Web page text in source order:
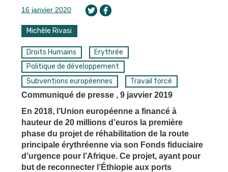
16 janvier 2020
Michèle Rivasi
Droits Humains
Erythrée
Politique de développement
Subventions européennes
Travail forcé
Communiqué de presse , 9 javvier 2019
En 2018, l’Union européenne a financé à
hauteur de 20 millions d’euros la première
phase du projet de réhabilitation de la route
principale érythréenne via son Fonds fiduciaire
d’urgence pour l’Afrique. Ce projet, ayant pour
but de reconnecter l’Éthiopie aux ports